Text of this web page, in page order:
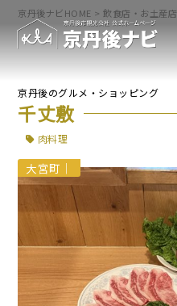
京丹後ナビHOME >飲食店・お土産店
京丹後のグルメ・ショッピング
千丈敷
肉料理
大宮町 ｜